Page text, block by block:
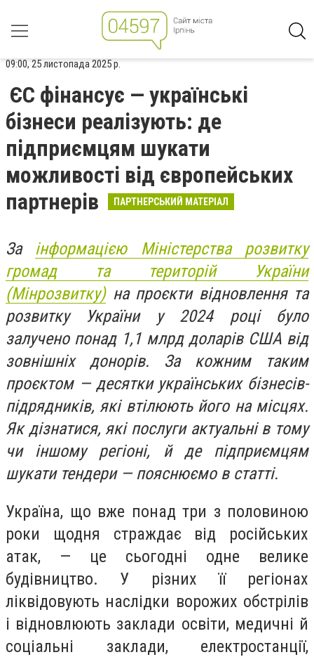
09:00, 25 листопада 2025 р.
ЄС фінансує — українські
бізнеси реалізують: де
підприємцям шукати
можливості від європейських
партнерів
ПАРТНЕРСЬКИЙ МАТЕРІАЛ
За інформацією Міністерства розвитку
громад та територій України
(Мінрозвитку)на проєкти відновлення та
розвитку України у 2024 році було
залучено понад 1,1 млрд доларів США від
зовнішніх донорів. За кожним таким
проєктом — десятки українських бізнесів-
підрядників, які втілюють його на місцях.
Як дізнатися, які послуги актуальні в тому
чи іншому регіоні, й де підприємцям
шукати тендери — пояснюємо в статті.
Україна, що вже понад три з половиною
роки щодня страждає від російських
атак, — це сьогодні одне велике
будівництво. У різних її регіонах
ліквідовують наслідки ворожих обстрілів
і відновлюють заклади освіти, медичні й
соціальні заклади, електростанції,